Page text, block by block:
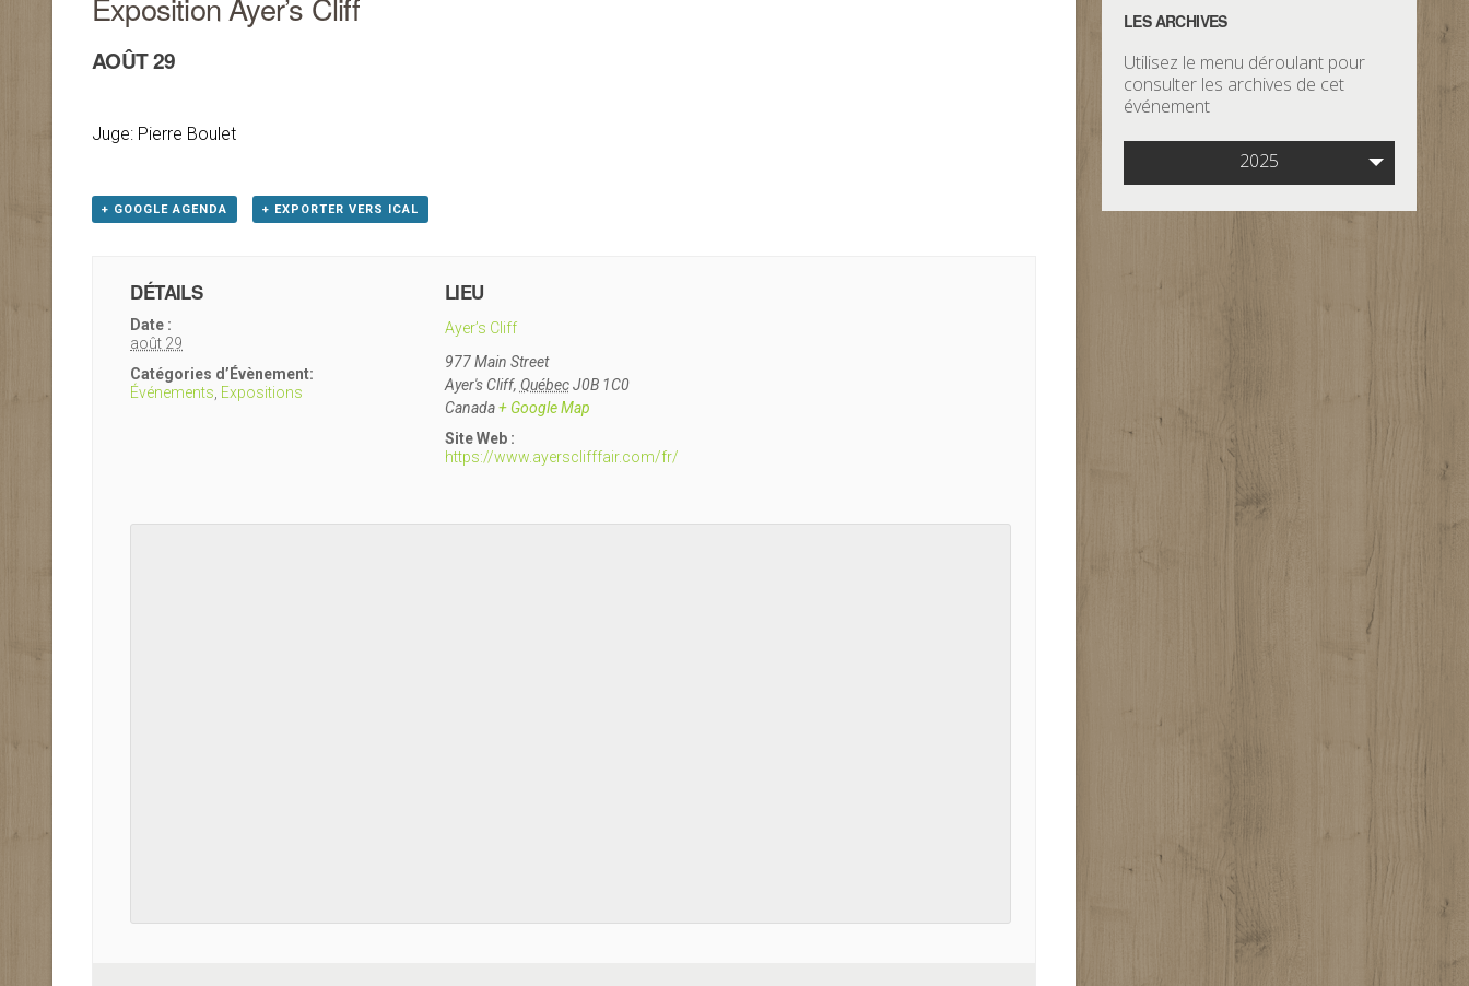
AOÛT 29
Juge: Pierre Boulet
+ GOOGLE AGENDA + EXPORTER VERS ICAL
DÉTAILS
Date :
août 29
Catégories d’Évènement:
Événements Expositions
LIEU
Ayer’s Cliff
977 Main Street
Ayer's Cliff, Québec J0B 1C0
Canada + Google Map
Site Web :
https://www.ayersclifffair.com/fr/
LES ARCHIVES
Utilisez le menu déroulant pour
consulter les archives de cet
événement
2025